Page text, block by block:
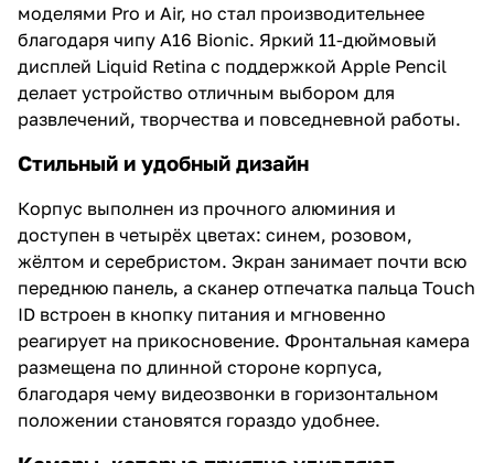
моделями Pro и Air, но стал производительнее
благодаря чипу A16 Bionic. Яркий 11-дюймовый
дисплей Liquid Retina с поддержкой Apple Pencil
делает устройство отличным выбором для
развлечений, творчества и повседневной работы.
Стильный и удобный дизайн
Корпус выполнен из прочного алюминия и
доступен в четырёх цветах: синем, розовом,
жёлтом и серебристом. Экран занимает почти всю
переднюю панель, а сканер отпечатка пальца Touch
ID встроен в кнопку питания и мгновенно
реагирует на прикосновение. Фронтальная камера
размещена по длинной стороне корпуса,
благодаря чему видеозвонки в горизонтальном
положении становятся гораздо удобнее.